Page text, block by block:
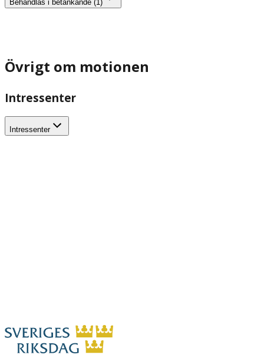
Behandlas i betänkande (1)
Övrigt om motionen
Intressenter
Intressenter